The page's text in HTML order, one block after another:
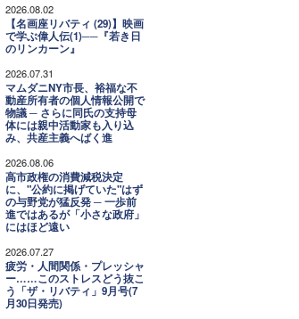
2026.08.02
【名画座リバティ (29)】映画
で学ぶ偉人伝(1)──『若き日
のリンカーン』
2026.07.31
マムダニNY市長、裕福な不
動産所有者の個人情報公開で
物議 ─ さらに同氏の支持母
体には親中活動家も入り込
み、共産主義へばく進
2026.08.06
高市政権の消費減税決定
に、"公約に掲げていた"はず
の与野党が猛反発 ─ 一歩前
進ではあるが「小さな政府」
にはほど遠い
2026.07.27
疲労・人間関係・プレッシャ
ー……このストレスどう抜こ
う「ザ・リバティ」9月号(7
月30日発売)